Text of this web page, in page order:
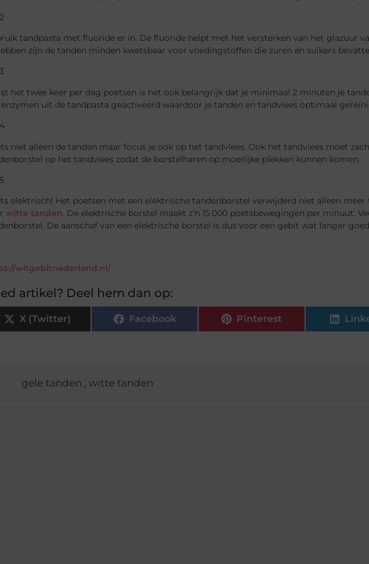
tandpasta met fluoride er in. De fluoride helpt met het versterken van het glazuur
zijn de tanden minden kwetsbaar voor voedingstoffen die zuren en suikers
het twee keer per dag poetsen is het ook belangrijk dat je minimaal 2 minuten je
enzymen uit de tandpasta geactiveerd waardoor je tanden en tandvlees optimaal
niet alleen de tanden maar focus je ook op het tandvlees. Ook het tandvlees moet
op het tandvlees zodat de borstelharen op moeilijke plekken kunnen komen.
elektrisch! Het poetsen met een elektrische tandenborstel verwijderd niet alleen
witte tanden. De elektrische borstel maakt z’n 15.000 poetsbewegingen per minuut.
De aanschaf van een elektrische borstel is dus voor een gebit wat langer
witgebitnederland.nl/
artikel? Deel hem dan op:
X (Twitter) Facebook Pinterest
gele tanden , witte tanden